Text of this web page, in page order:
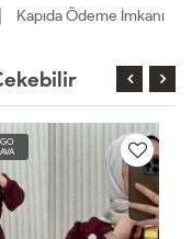
Kapıda Ödeme İmkanı